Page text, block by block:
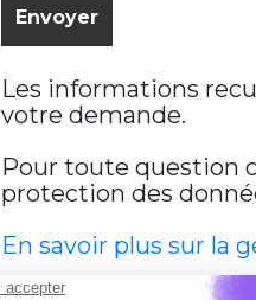
Les informations
votre demande.
Pour toute question
protection des
En savoir plus sur la